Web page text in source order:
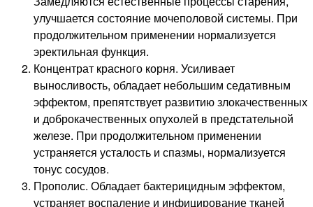
улучшается состояние мочеполовой системы. При
продолжительном применении нормализуется
эректильная функция.
Концентрат красного корня. Усиливает
выносливость, обладает небольшим седативным
эффектом, препятствует развитию злокачественных
и доброкачественных опухолей в предстательной
железе. При продолжительном применении
устраняется усталость и спазмы, нормализуется
тонус сосудов.
Прополис. Обладает бактерицидным эффектом,
устраняет воспаление и инфицирование тканей